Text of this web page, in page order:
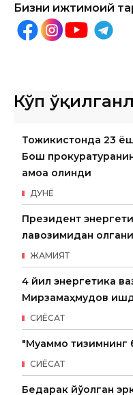
Бизни ижтимоий
Кўп
Тожикистонда 23
Бош
қамоққа олинди
ДУНË
Президент
лавозимидан олгани
ЖАМИЯТ
4 йил энергетика
Мирзамаҳмудов
СИËСАТ
"Муаммо тизимнинг
СИËСАТ
Бедарак йўқолган